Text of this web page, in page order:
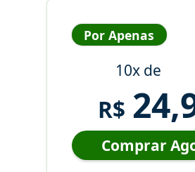
Por Apenas
10x de
R$
Comprar